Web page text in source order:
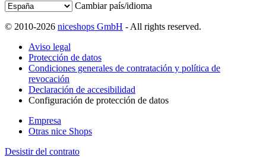
Cambiar país/idioma
© 2010-2026 niceshops GmbH - All rights reserved.
Aviso legal
Protección de datos
Condiciones generales de contratación y política de
revocación
Declaración de accesibilidad
Configuración de protección de datos
Empresa
Otras nice Shops
Desistir del contrato